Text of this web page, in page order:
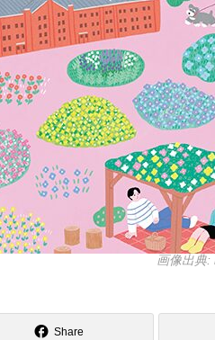
画像出典
Share